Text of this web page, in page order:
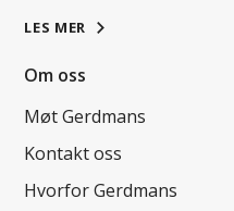
LES MER
Om oss
Møt Gerdmans
Kontakt oss
Hvorfor Gerdmans